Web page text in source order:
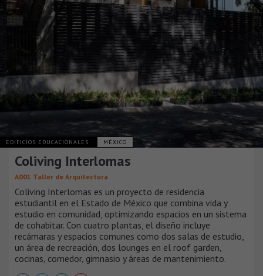
EDIFICIOS EDUCACIONALES MÉXICO
Coliving Interlomas
A001 Taller de Arquitectura
Coliving Interlomas es un proyecto de residencia
estudiantil en el Estado de México que combina vida y
estudio en comunidad, optimizando espacios en un sistema
de cohabitar. Con cuatro plantas, el diseño incluye
recámaras y espacios comunes como dos salas de estudio,
un área de recreación, dos lounges en el roof garden,
cocinas, comedor, gimnasio y áreas de mantenimiento.